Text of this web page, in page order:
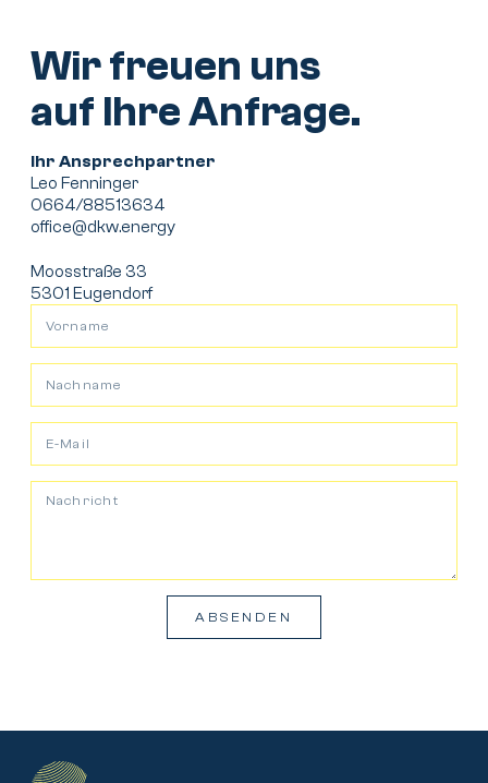
Wir freuen uns
auf Ihre Anfrage.
Ihr Ansprechpartner
Leo Fenninger
0664/88513634
office@dkw.energy
Moosstraße 33
5301 Eugendorf
ABSENDEN